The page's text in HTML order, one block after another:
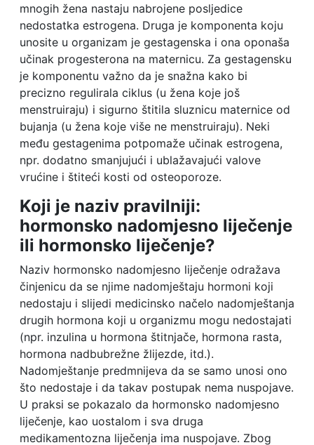
mnogih žena nastaju nabrojene posljedice
nedostatka estrogena. Druga je komponenta koju
unosite u organizam je gestagenska i ona oponaša
učinak progesterona na maternicu. Za gestagensku
je komponentu važno da je snažna kako bi
precizno regulirala ciklus (u žena koje još
menstruiraju) i sigurno štitila sluznicu maternice od
bujanja (u žena koje više ne menstruiraju). Neki
među gestagenima potpomaže učinak estrogena,
npr. dodatno smanjujući i ublažavajući valove
vrućine i štiteći kosti od osteoporoze.
Koji je naziv pravilniji:
hormonsko nadomjesno liječenje
ili hormonsko liječenje?
Naziv hormonsko nadomjesno liječenje odražava
činjenicu da se njime nadomještaju hormoni koji
nedostaju i slijedi medicinsko načelo nadomještanja
drugih hormona koji u organizmu mogu nedostajati
(npr. inzulina u hormona štitnjače, hormona rasta,
hormona nadbubrežne žlijezde, itd.).
Nadomještanje predmnijeva da se samo unosi ono
što nedostaje i da takav postupak nema nuspojave.
U praksi se pokazalo da hormonsko nadomjesno
liječenje, kao uostalom i sva druga
medikamentozna liječenja ima nuspojave. Zbog